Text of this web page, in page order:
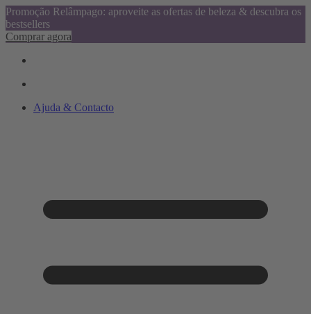
Promoção Relâmpago: aproveite as ofertas de beleza & descubra os
bestsellers
Comprar agora
Ajuda & Contacto